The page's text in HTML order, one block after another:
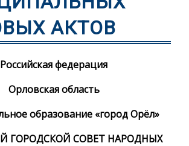
АКТОВ
Российская федерация
Орловская область
образование «город Орёл»
ГОРОДСКОЙ СОВЕТ НАРОДНЫХ